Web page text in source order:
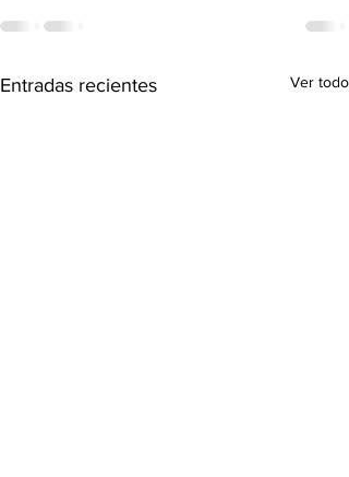
Entradas recientes Ver todo